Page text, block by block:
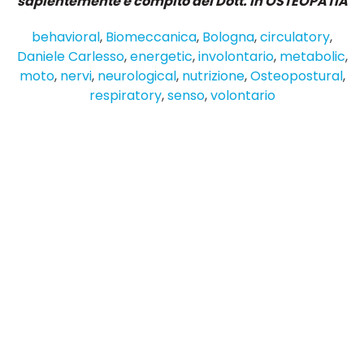
behavioral, Biomeccanica, Bologna,circulatory,
Daniele Carlesso,energetic,involontario, metabolic,
moto, nervi, neurological, nutrizione,Osteopostural,
respiratory,senso,volontario